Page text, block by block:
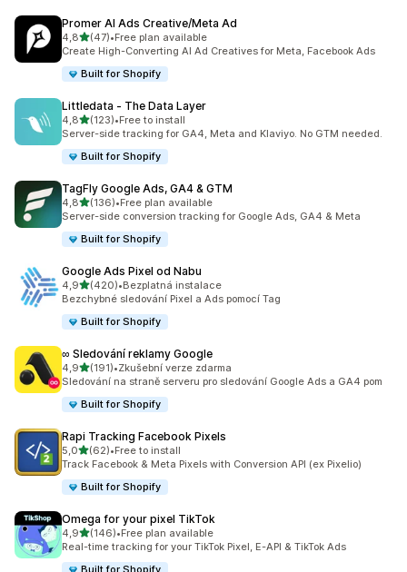
Promer AI Ads Creative/Meta Ad
4,8z 5 hvězd
(47)
Celkový počet recenzí: 47
•Free plan available
Create High-Converting AI Ad Creatives for Meta, Facebook Ads
Built for Shopify
Littledata ‑ The Data Layer
4,8z 5 hvězd
(123)
Celkový počet recenzí: 123
•Free to install
Server-side tracking for GA4, Meta and Klaviyo. No GTM needed.
Built for Shopify
TagFly Google Ads, GA4 & GTM
4,8z 5 hvězd
(136)
Celkový počet recenzí: 136
•Free plan available
Server-side conversion tracking for Google Ads, GA4 & Meta
Built for Shopify
Google Ads Pixel od Nabu
4,9z 5 hvězd
(420)
Celkový počet recenzí: 420
•Bezplatná instalace
Bezchybné sledování Pixel a Ads pomocí Tag
Built for Shopify
∞ Sledování reklamy Google
4,9z 5 hvězd
(191)
Celkový počet recenzí: 191
•Zkušební verze zdarma
Sledování na straně serveru pro sledování Google Ads a GA4 pom
Built for Shopify
Rapi Tracking Facebook Pixels
5,0z 5 hvězd
(62)
Celkový počet recenzí: 62
•Free to install
Track Facebook & Meta Pixels with Conversion API (ex Pixelio)
Built for Shopify
Omega for your pixel TikTok
4,9z 5 hvězd
(146)
Celkový počet recenzí: 146
•Free plan available
Real-time tracking for your TikTok Pixel, E-API & TikTok Ads